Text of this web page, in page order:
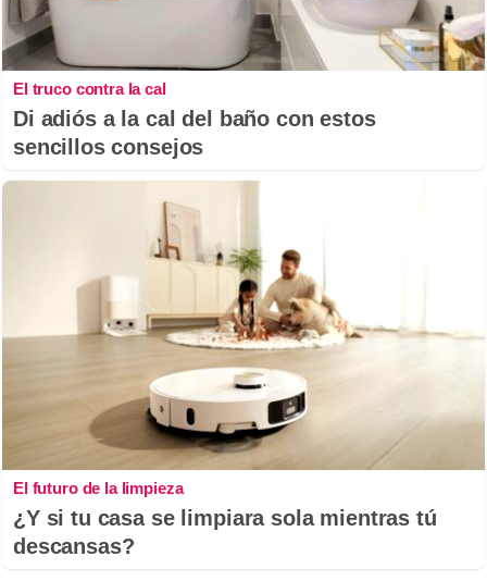
El truco contra la cal
Di adiós a la cal del baño con estos
sencillos consejos
El futuro de la limpieza
¿Y si tu casa se limpiara sola mientras tú
descansas?